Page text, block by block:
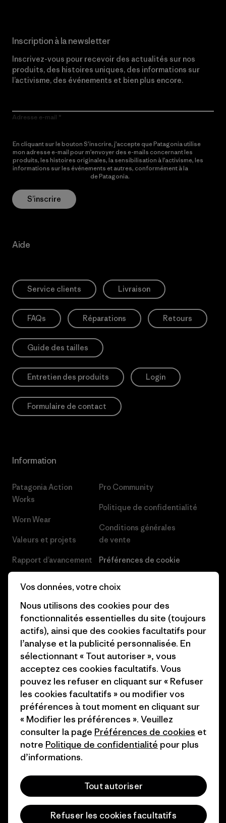
Inscription à la newsletter
Inscrivez-vous pour recevoir des actualités sur nos
produits, des histoires uniques, des informations sur
l’activisme, des événements et bien plus encore.
Adresse e-mail
En cliquant sur le bouton S’inscrire, j’accepte que Patagonia utilise
mon adresse e-mail pour m’envoyer des e-mails concernant les
produits, les histoires originales, la sensibilisation à l’activisme, les
informations sur les événements et autres, conformément à la
de Patagonia.
S’inscrire
Aide
Service clients Livraison
FAQs Réparations Retours
Guide des tailles
Entretien des produits Login
Formulaire de contact
Information
Patagonia Action
Works
Worn Wear
Valeurs et projets
Rapport d’avancement
Objectifs climatiques
1% For The Planet
Comment nous
finançons
Cartes cadeaux
Nos magasins
Pro Community
Politique de confidentialité
Conditions générales
de vente
Préférences de cookie
Presse et media
Industry program
Programme d’affiliation
Patagonia Luxembourg Plan du
site
© 2026 Patagonia, Inc. All Rights Reserved.
Vos données, votre choix
Nous utilisons des cookies pour des
fonctionnalités essentielles du site (toujours
actifs), ainsi que des cookies facultatifs pour
l’analyse et la publicité personnalisée. En
sélectionnant « Tout autoriser », vous
acceptez ces cookies facultatifs. Vous
pouvez les refuser en cliquant sur « Refuser
les cookies facultatifs » ou modifier vos
préférences à tout moment en cliquant sur
« Modifier les préférences ». Veuillez
consulter la page Préférences de cookies et
notre Politique de confidentialité pour plus
d’informations.
Tout autoriser
Refuser les cookies facultatifs